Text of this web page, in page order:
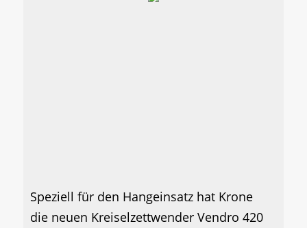
Speziell für den Hangeinsatz hat Krone
die neuen Kreiselzettwender Vendro 420